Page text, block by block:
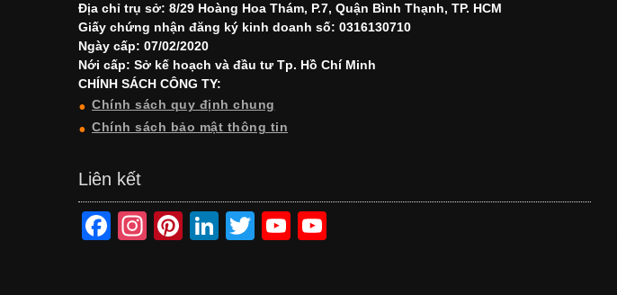
Địa chỉ trụ sở: 8/29 Hoàng Hoa Thám, P.7, Quận Bình Thạnh, TP. HCM
Giấy chứng nhận đăng ký kinh doanh số: 0316130710
Ngày cấp: 07/02/2020
Nới cấp: Sở kế hoạch và đầu tư Tp. Hồ Chí Minh
CHÍNH SÁCH CÔNG TY:
Chính sách quy định chung
Chính sách bảo mật thông tin
Liên kết
F
In
Pi
Li
T
Y